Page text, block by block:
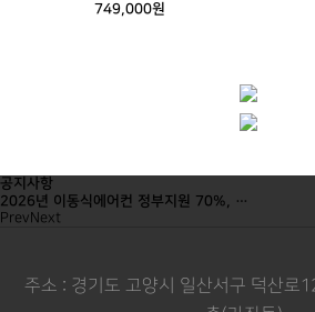
749,000원
공지사항
2026년 이동식에어컨 정부지원 70%, …
Prev Next
주소 : 경기도 고양시 일산서구 덕산로